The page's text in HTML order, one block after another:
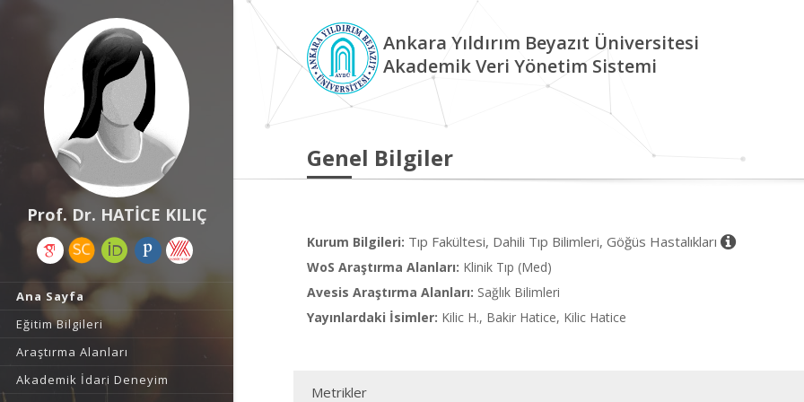
Prof. Dr. HATİCE KILIÇ
Ana Sayfa
Eğitim Bilgileri
Araştırma Alanları
Akademik İdari Deneyim
Ankara Yıldırım Beyazıt Üniversitesi
Akademik Veri Yönetim Sistemi
Genel Bilgiler
Kurum Bilgileri: Tıp Fakültesi, Dahili Tıp Bilimleri, Göğüs Hastalıkları
WoS Araştırma Alanları: Klinik Tıp (Med)
Avesis Araştırma Alanları: Sağlık Bilimleri
Yayınlardaki İsimler: Kilic H., Bakir Hatice, Kilic Hatice
Metrikler